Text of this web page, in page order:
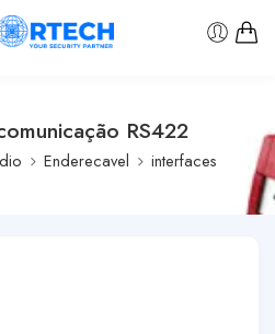
RS422
Enderecavel interfaces